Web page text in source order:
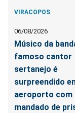
VIRACOPOS
06/08/2026
Músico da
famoso cantor
sertanejo é
surpreendido
aeroporto com
mandado de